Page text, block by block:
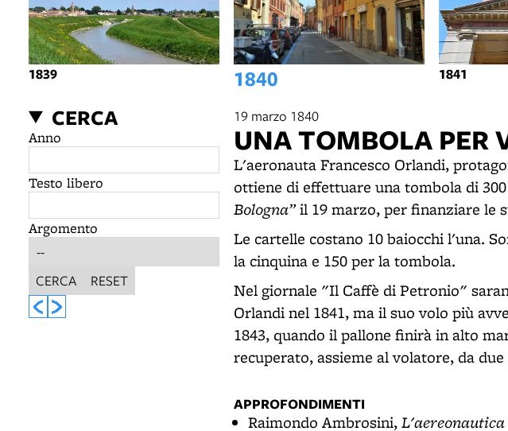
1839 1840 1841
CERCA
Anno
Testo libero
Argomento
CERCA RESET
19 marzo 1840
UNA TOMBOLA PER
L'aeronauta Francesco Orlandi,
ottiene di effettuare una tombola di
Bologna”il 19 marzo, per finanziare le
Le cartelle costano 10 baiocchi l'una.
la cinquina e 150 per la tombola.
Nel giornale "Il Caffè di Petronio"
Orlandi nel 1841, ma il suo volo più
1843, quando il pallone finirà in alto
recuperato, assieme al volatore, da
APPROFONDIMENTI
Raimondo Ambrosini,L'aereonautica